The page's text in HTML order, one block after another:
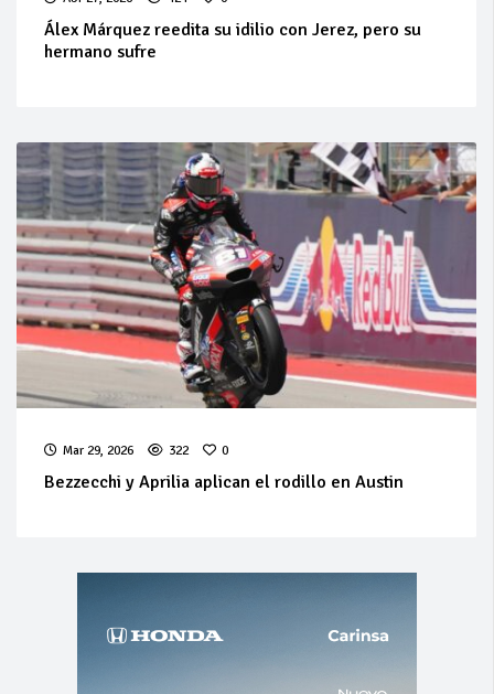
Álex Márquez reedita su idilio con Jerez, pero su
hermano sufre
Mar 29, 2026 322 0
Bezzecchi y Aprilia aplican el rodillo en Austin